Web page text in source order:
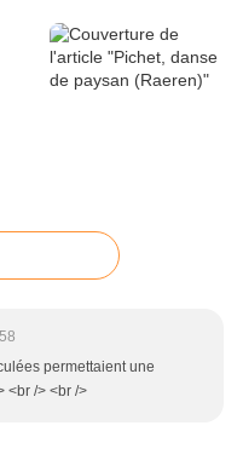
permettaient une
<br /> <br />